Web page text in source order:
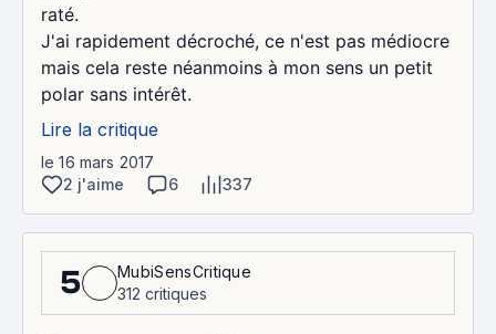
raté.
J'ai rapidement décroché, ce n'est pas médiocre
mais cela reste néanmoins à mon sens un petit
polar sans intérêt.
Lire la critique
le 16 mars 2017
2 j'aime
6 337
5
MubiSensCritique
312 critiques